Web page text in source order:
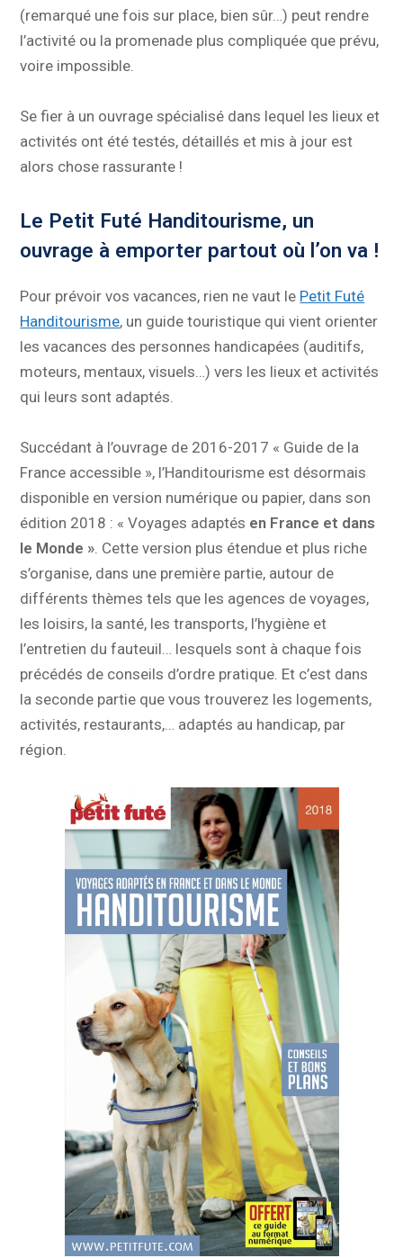
(remarqué une fois sur place, bien sûr…) peut rendre
l’activité ou la promenade plus compliquée que prévu,
voire impossible.
Se fier à un ouvrage spécialisé dans lequel les lieux et
activités ont été testés, détaillés et mis à jour est
alors chose rassurante !
Le Petit Futé Handitourisme, un
ouvrage à emporter partout où l’on va !
Pour prévoir vos vacances, rien ne vaut le Petit Futé
Handitourisme, un guide touristique qui vient orienter
les vacances des personnes handicapées (auditifs,
moteurs, mentaux, visuels…) vers les lieux et activités
qui leurs sont adaptés.
Succédant à l’ouvrage de 2016-2017 « Guide de la
France accessible », l’Handitourisme est désormais
disponible en version numérique ou papier, dans son
édition 2018 : « Voyages adaptés en France et dans
le Monde » . Cette version plus étendue et plus riche
s’organise, dans une première partie, autour de
différents thèmes tels que les agences de voyages,
les loisirs, la santé, les transports, l’hygiène et
l’entretien du fauteuil… lesquels sont à chaque fois
précédés de conseils d’ordre pratique. Et c’est dans
la seconde partie que vous trouverez les logements,
activités, restaurants,… adaptés au handicap, par
région.